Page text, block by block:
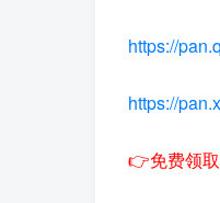
https://
https://
👉免费领